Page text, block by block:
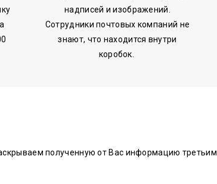
надписей и изображений.
Сотрудники почтовых компаний не
знают, что находится внутри
коробок.
полученную от Вас информацию третьим